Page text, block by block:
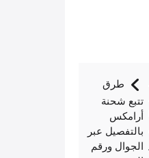
طرق
تتبع شحنة
أرامكس
بالتفصيل عبر
الجوال ورقم